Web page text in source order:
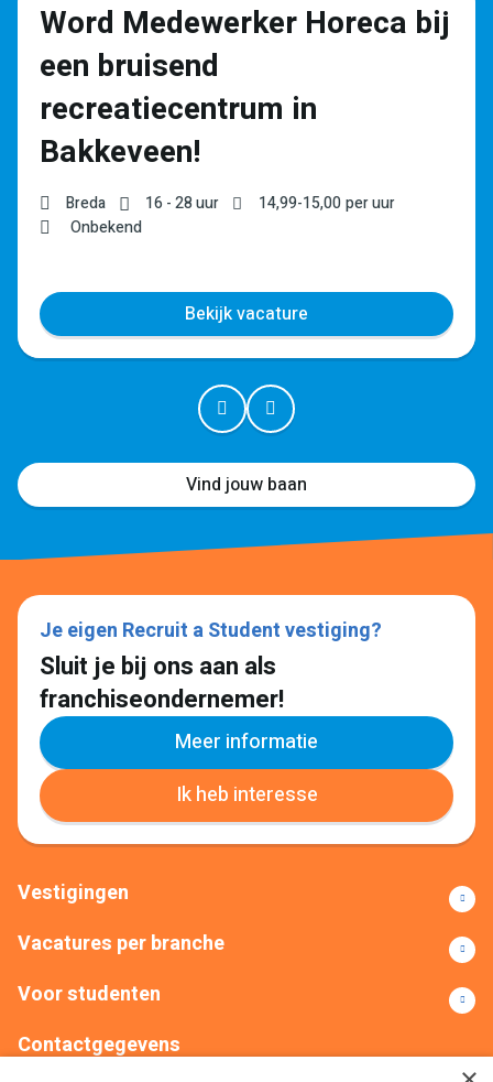
Word Medewerker Horeca bij
een bruisend
recreatiecentrum in
Bakkeveen!
Breda 16 - 28 uur 14,99-15,00per uur
Onbekend
Bekijk vacature
Vind jouw baan
Je eigen Recruit a Student vestiging?
Sluit je bij ons aan als
franchiseondernemer!
Meer informatie
Ik heb interesse
Vestigingen
Vacatures per branche
Voor studenten
Contactgegevens